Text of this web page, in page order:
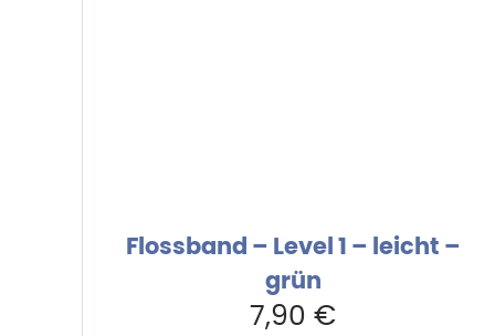
Flossband – Level 1 – leicht –
grün
7,90€